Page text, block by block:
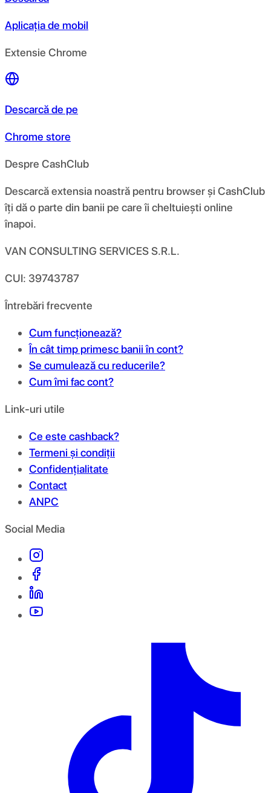
Aplicația de mobil
Extensie Chrome
Descarcă de pe
Chrome store
Despre CashClub
Descarcă extensia noastră pentru browser și CashClub
îți dă o parte din banii pe care îi cheltuiești online
înapoi.
VAN CONSULTING SERVICES S.R.L.
CUI: 39743787
Întrebări frecvente
Cum funcționează?
În cât timp primesc banii în cont?
Se cumulează cu reducerile?
Cum îmi fac cont?
Link-uri utile
Ce este cashback?
Termeni și condiții
Confidențialitate
Contact
ANPC
Social Media